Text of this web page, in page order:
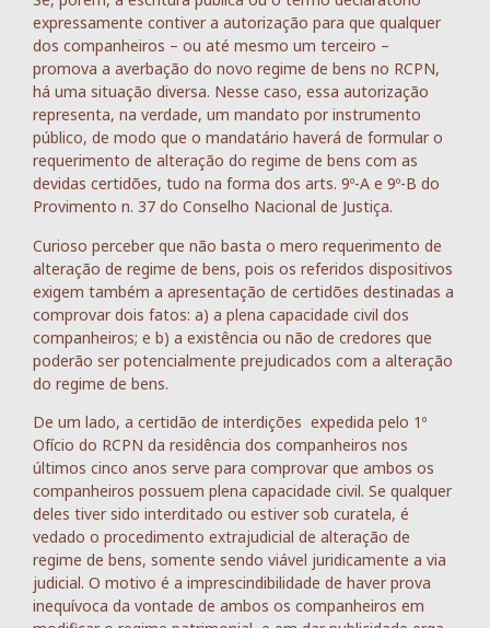
expressamente contiver a autorização para que qualquer
dos companheiros – ou até mesmo um terceiro –
promova a averbação do novo regime de bens no RCPN,
há uma situação diversa. Nesse caso, essa autorização
representa, na verdade, um mandato por instrumento
público, de modo que o mandatário haverá de formular o
requerimento de alteração do regime de bens com as
devidas certidões, tudo na forma dos arts. 9º-A e 9º-B do
Provimento n. 37 do Conselho Nacional de Justiça.
Curioso perceber que não basta o mero requerimento de
alteração de regime de bens, pois os referidos dispositivos
exigem também a apresentação de certidões destinadas a
comprovar dois fatos: a) a plena capacidade civil dos
companheiros; e b) a existência ou não de credores que
poderão ser potencialmente prejudicados com a alteração
do regime de bens.
De um lado, a certidão de interdições expedida pelo 1º
Ofício do RCPN da residência dos companheiros nos
últimos cinco anos serve para comprovar que ambos os
companheiros possuem plena capacidade civil. Se qualquer
deles tiver sido interditado ou estiver sob curatela, é
vedado o procedimento extrajudicial de alteração de
regime de bens, somente sendo viável juridicamente a via
judicial. O motivo é a imprescindibilidade de haver prova
inequívoca da vontade de ambos os companheiros em